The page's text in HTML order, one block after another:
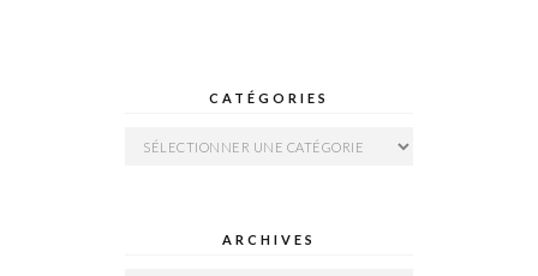
CATÉGORIES
Catégories
ARCHIVES